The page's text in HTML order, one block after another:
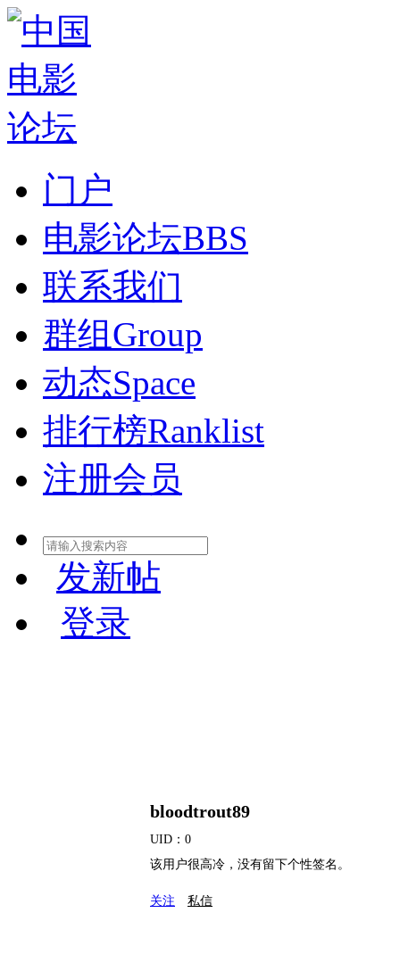
门户
电影论坛BBS
联系我们
群组 Group
动态Space
排行榜Ranklist
注册会员
发新帖
登录
bloodtrout89
UID：0
该用户很高冷，没有留下个性签名。
关注 私信